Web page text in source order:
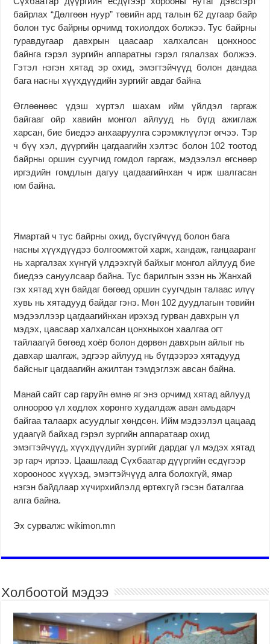
байрлах “Дөлгөөн нуур” төвийн ард талын 62 дугаар байр
болон тус байрны орчимд тохиолдох болжээ. Тус байрны
гуравдугаар давхрын цаасаар халхалсан цонхноос
байнга гэрэл зургийн аппаратны гэрэл гялалзах болжээ.
Гэтэл нэгэн хятад эр охид, эмэгтэйчүүд болон дандаа
бага насны хүүхдүүдийн зургийг авдаг байна
Өглөөнөөс үдэш хүртэл шахам ийм үйлдэл гаргаж
байгааг ойр хавийн монгол айлууд нь бүгд ажиглаж
харсан, бие биедээ анхааруулга сэрэмжлүүлэг өгчээ. Тэр
ч бүү хэл, дүүргийн цагдаагийн хэлтэс болон 102 тоотод
байрны оршин суугчид гомдол гаргаж, мэдээлэл өгснөөр
иргэдийн гомдлын дагуу цагдаагийнхан ч ирж шалгасан
юм байна.
Ямартай ч тус байрны охид, бүсгүйчүүд болон бага
насны хүүхдүүдээ болгоомжтой харж, хандаж, ганцааранг
нь харгалзах хүнгүй үлдээхгүй байхыг монгол айлууд бие
биедээ сануулсаар байна. Тус барилгын эзэн нь Жанхай
гэх хятад хүн байдаг бөгөөд оршин суугчдын талаас илүү
хувь нь хятадууд байдаг гэнэ. Мөн 102 дуудлагын төвийн
мэдээллээр цагдаагийнхан ирэхэд гурван давхрын үл
мэдэх, цаасаар халхалсан цонхныхон хаалгаа огт
тайлаагүй бөгөөд хоёр болон дөрвөн давхрын айлыг нь
давхар шалгаж, эдгээр айлууд нь бүгдээрээ хятадууд
байсныг цагдаагийн ажилтан тэмдэглэж авсан байна.
Манай сайт сар гаруйн өмнө яг энэ орчимд хятад айлууд
олноороо үл хөдлөх хөрөнгө худалдаж аван амьдарч
байгаа талаарх асуудлыг хөндсөн. Ийм мэдээлэл цацаад
удаагүй байхад гэрэл зургийн аппаратаар охид
эмэгтэйчүүд, хүүхдүүдийн зургийг дардаг үл мэдэх хятад
эр гарч ирлээ. Цаашлаад Сүхбаатар дүүргийн есдүгээр
хорооноос хүүхэд, эмэгтэйчүүд алга болохгүй, ямар
нэгэн байдлаар хүчирхийлэлд өртөхгүй гэсэн баталгаа
алга байна.
Эх сурвалж: wikimon.mn
Холбоотой мэдээ